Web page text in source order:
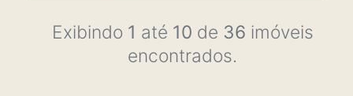
Exibindo 1 até 10 de 36 imóveis
encontrados.